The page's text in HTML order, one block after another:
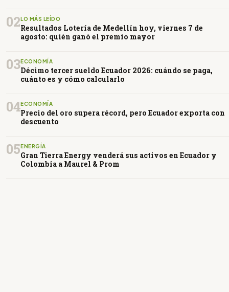
02LO MÁS LEÍDO
Resultados Lotería de Medellín hoy, viernes 7 de
agosto: quién ganó el premio mayor
03ECONOMÍA
Décimo tercer sueldo Ecuador 2026: cuándo se paga,
cuánto es y cómo calcularlo
04ECONOMÍA
Precio del oro supera récord, pero Ecuador exporta con
descuento
05ENERGÍA
Gran Tierra Energy venderá sus activos en Ecuador y
Colombia a Maurel & Prom